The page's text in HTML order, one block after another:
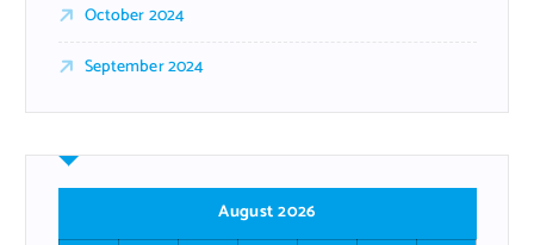
October 2024
September 2024
August 2026